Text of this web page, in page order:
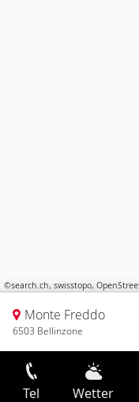
©search.ch, swisstopo,
Monte Freddo
6503 Bellinzone
Tel Wetter